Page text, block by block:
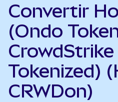
Convertir
(Ondo
Tokenized)
CRWDon)